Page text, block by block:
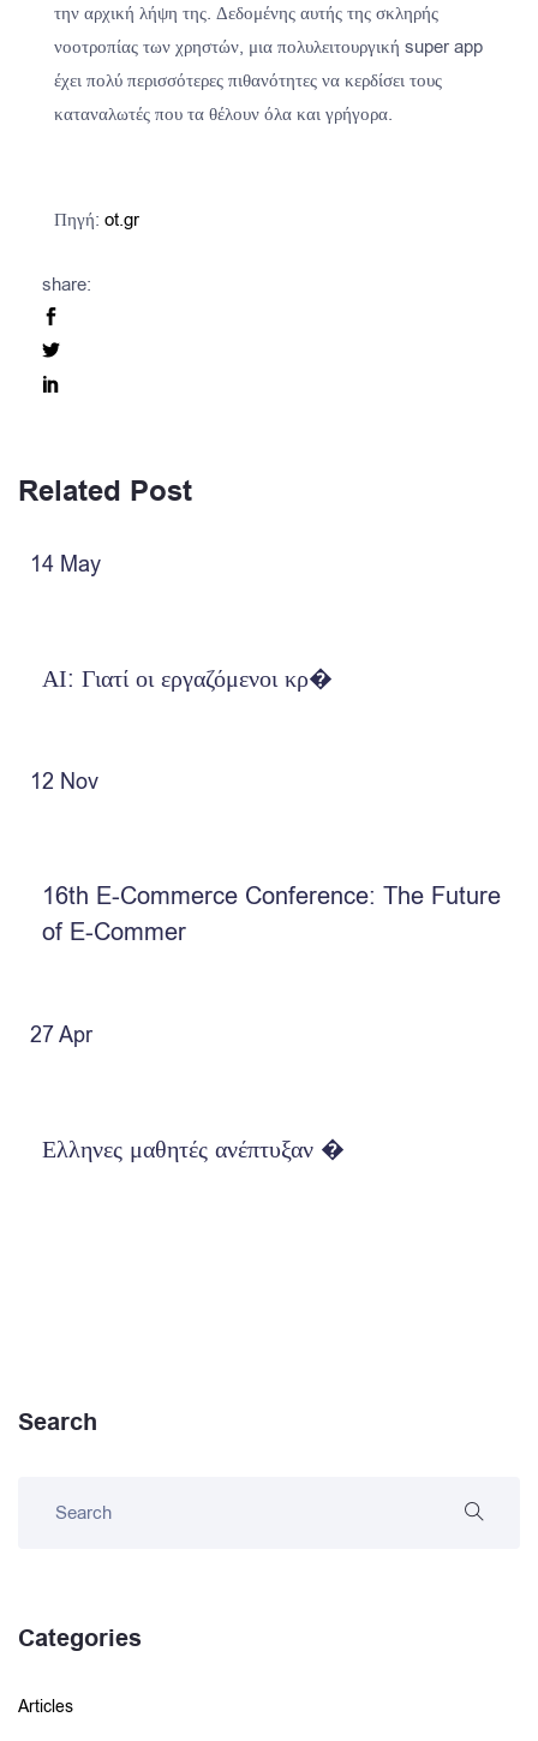
την αρχική λήψη της. Δεδομένης αυτής της σκληρής
νοοτροπίας των χρηστών, μια πολυλειτουργική super app
έχει πολύ περισσότερες πιθανότητες να κερδίσει τους
καταναλωτές που τα θέλουν όλα και γρήγορα.
Πηγή: ot.gr
share:
Related Post
14 May
ΑΙ: Γιατί οι εργαζόμενοι κρ�
12 Nov
16th E-Commerce Conference: The Future
of E-Commer
27Apr
Ελληνες μαθητές ανέπτυξαν �
Search
Categories
Articles